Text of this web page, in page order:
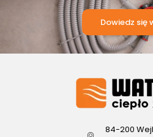
Dowiedz się
84-200